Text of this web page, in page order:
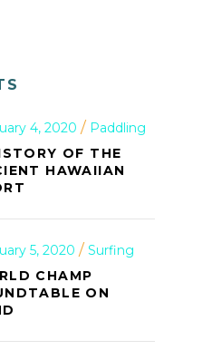
4, 2020
Paddling
OF THE
HAWAIIAN
5, 2020
Surfing
CHAMP
ON